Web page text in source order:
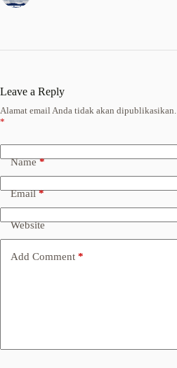
Leave a Reply
Alamat email Anda tidak akan dipublikasikan.
*
Name*
Email*
Website
Add Comment *